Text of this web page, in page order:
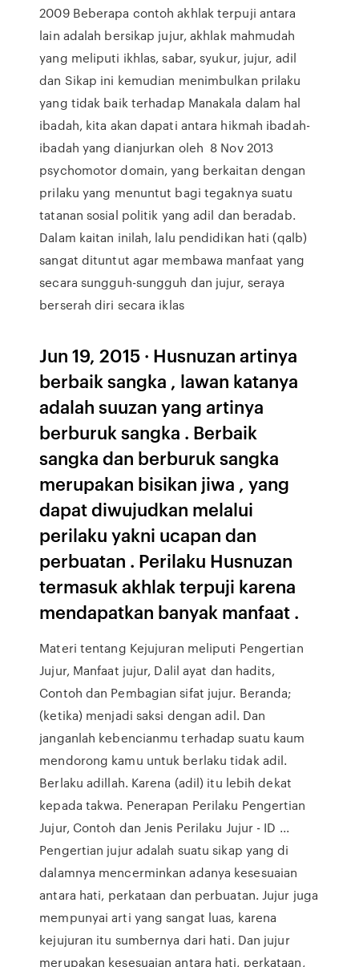
2009 Beberapa contoh akhlak terpuji antara
lain adalah bersikap jujur, akhlak mahmudah
yang meliputi ikhlas, sabar, syukur, jujur, adil
dan Sikap ini kemudian menimbulkan prilaku
yang tidak baik terhadap Manakala dalam hal
ibadah, kita akan dapati antara hikmah ibadah-
ibadah yang dianjurkan oleh 8 Nov 2013
psychomotor domain, yang berkaitan dengan
prilaku yang menuntut bagi tegaknya suatu
tatanan sosial politik yang adil dan beradab.
Dalam kaitan inilah, lalu pendidikan hati (qalb)
sangat dituntut agar membawa manfaat yang
secara sungguh-sungguh dan jujur, seraya
berserah diri secara iklas
Jun 19, 2015 · Husnuzan artinya
berbaik sangka , lawan katanya
adalah suuzan yang artinya
berburuk sangka . Berbaik
sangka dan berburuk sangka
merupakan bisikan jiwa , yang
dapat diwujudkan melalui
perilaku yakni ucapan dan
perbuatan . Perilaku Husnuzan
termasuk akhlak terpuji karena
mendapatkan banyak manfaat .
Materi tentang Kejujuran meliputi Pengertian
Jujur, Manfaat jujur, Dalil ayat dan hadits,
Contoh dan Pembagian sifat jujur. Beranda;
(ketika) menjadi saksi dengan adil. Dan
janganlah kebencianmu terhadap suatu kaum
mendorong kamu untuk berlaku tidak adil.
Berlaku adillah. Karena (adil) itu lebih dekat
kepada takwa. Penerapan Perilaku Pengertian
Jujur, Contoh dan Jenis Perilaku Jujur - ID ...
Pengertian jujur adalah suatu sikap yang di
dalamnya mencerminkan adanya kesesuaian
antara hati, perkataan dan perbuatan. Jujur juga
mempunyai arti yang sangat luas, karena
kejujuran itu sumbernya dari hati. Dan jujur
merupakan kesesuaian antara hati, perkataan,